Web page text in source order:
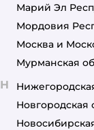
Марий Эл
Мордовия
Москва и
Мурманская
Н
Новгородская